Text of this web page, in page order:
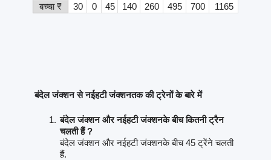
बच्चा ₹
30 0 45 140 260 495 700 1165
बंदेल जंक्शन से नईहटी जंक्शनतक की ट्रेनों के बारे में
बंदेल जंक्शन और नईहटी जंक्शनके बीच कितनी ट्रैन
चलती हैं ?
बंदेल जंक्शन और नईहटी जंक्शनके बीच 45 ट्रेंने चलती
हैं.